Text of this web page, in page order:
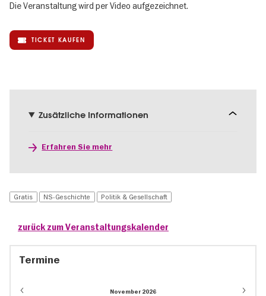
Die Veranstaltung wird per Video aufgezeichnet.
TICKET KAUFEN
Zusätzliche Informationen
Erfahren Sie mehr
Gratis NS-Geschichte Politik & Gesellschaft
zurück zum Veranstaltungskalender
Termine
November 2026